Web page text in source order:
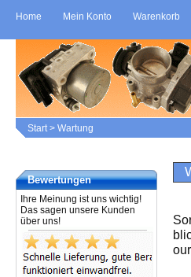
Home Mein Konto Warenkorb
Start> Wartung
Bewertungen
Ihre Meinung ist uns wichtig!
Das sagen unsere Kunden
über uns!